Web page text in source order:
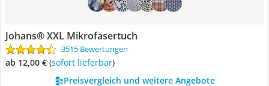
Johans® XXL Mikrofasertuch
3515 Bewertungen
ab 12,00 € ( Sofort lieferbar)
Preisvergleich und weitere Angebote